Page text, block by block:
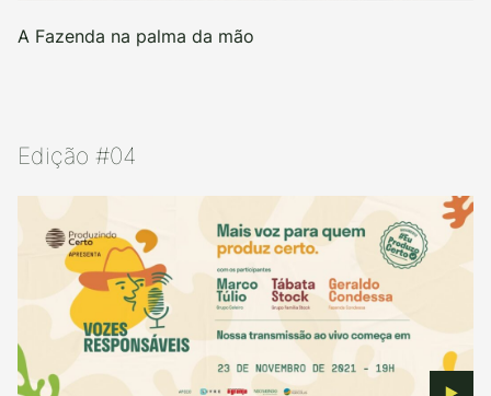
A Fazenda na palma da mão
Edição #04